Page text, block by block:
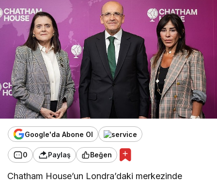
Google'da Abone Ol
0 Paylaş Beğen
Chatham House’un Londra’daki merkezinde